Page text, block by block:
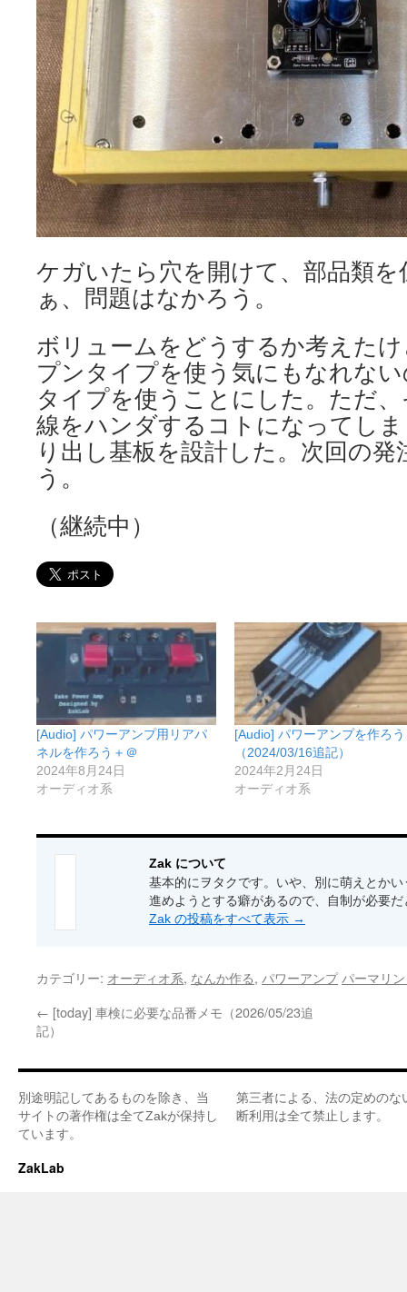
ケガいたら穴を開けて、部品類
ぁ、問題はなかろう。
ボリュームをどうするか考えた
プンタイプを使う気にもなれな
タイプを使うことにした。ただ
線をハンダするコトになってし
り出し基板を設計した。次回の
う。
（継続中）
[Audio] パワーアンプ用リアパ
ネルを作ろう＋＠
2024年8月24日
オーディオ系
[Audio] パワーアンプを作ろう
（2024/03/16追記）
2024年2月24日
オーディオ系
Zak について
基本的にヲタクです。いや、別に萌えとか
進めようとする癖があるので、自制が必要
Zak の投稿をすべて表示 →
カテゴリー: オーディオ系, なんか作る, パワーアンプ パーマリ
← [today] 車検に必要な品番メモ（2026/05/23追
記）
別途明記してあるものを除き、当
サイトの著作権は全てZakが保持し
ています。
第三者による、法の定めのな
断利用は全て禁止します。
ZakLab